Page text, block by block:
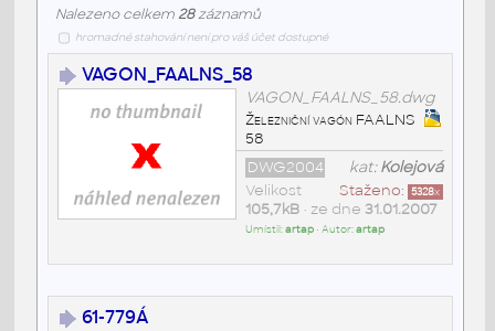
Nalezeno celkem 28záznamů
hromadné stahování není pro váš účet dostupné
VAGON_FAALNS_58
VAGON_FAALNS_58.dwg
Železniční vagón FAALNS
58
kat:Kolejová
DWG2004
Staženo: 5328x
Velikost
105,7kB• ze dne 31.01.2007
Umístil:artap• Autor:artap
61-779Á